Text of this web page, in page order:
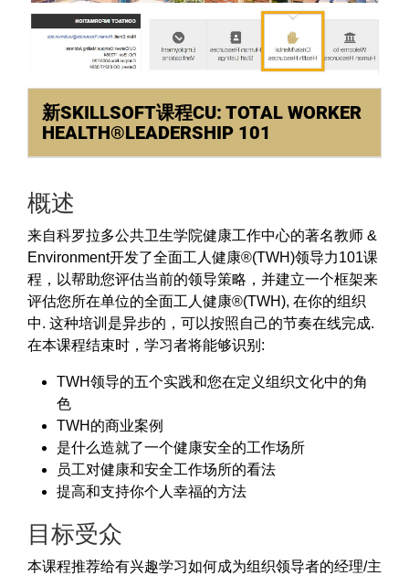
新SKILLSOFT课程CU: TOTAL WORKER
HEALTH®LEADERSHIP 101
概述
来自科罗拉多公共卫生学院健康工作中心的著名教师 &
Environment开发了全面工人健康®(TWH)领导力101课
程，以帮助您评估当前的领导策略，并建立一个框架来
评估您所在单位的全面工人健康®(TWH), 在你的组织
中. 这种培训是异步的，可以按照自己的节奏在线完成.
在本课程结束时，学习者将能够识别:
TWH领导的五个实践和您在定义组织文化中的角
色
TWH的商业案例
是什么造就了一个健康安全的工作场所
员工对健康和安全工作场所的看法
提高和支持你个人幸福的方法
目标受众
本课程推荐给有兴趣学习如何成为组织领导者的经理/主